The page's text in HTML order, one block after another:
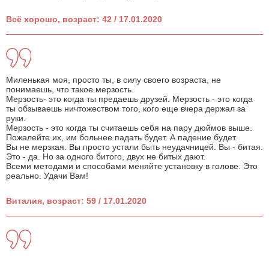
Всё хорошо, возраст: 42 / 17.01.2020
Миленькая моя, просто ты, в силу своего возраста, не
понимаешь, что такое мерзость.
Мерзость- это когда ты предаешь друзей. Мерзость - это когда
ты обзываешь ничтожеством того, кого еще вчера держал за
руки.
Мерзость - это когда ты считаешь себя на пару дюймов выше.
Пожалейте их, им больнее падать будет. А падение будет.
Вы не мерзкая. Вы просто устали быть неудачницей. Вы - битая.
Это - да. Но за одного битого, двух не битых дают.
Всеми методами и способами меняйте установку в голове. Это
реально. Удачи Вам!
Виталия, возраст: 59 / 17.01.2020